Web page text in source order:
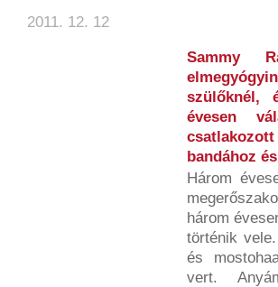
2011. 12. 12
Sammy
szülőknél,
évesen
bandához
Három
három
történik
és
vert.